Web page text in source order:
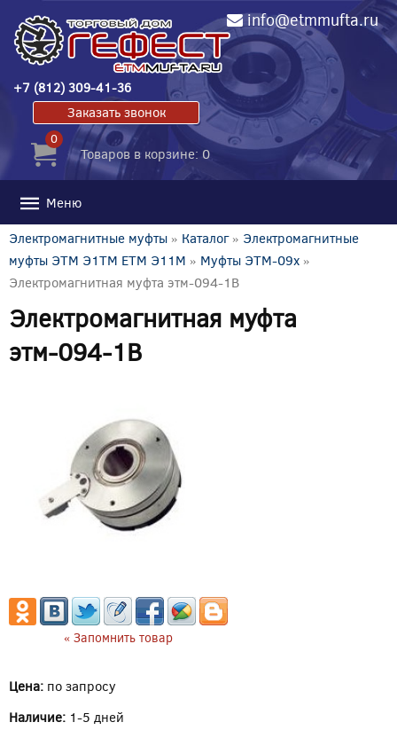
info@etmmufta.ru
+7 (812) 309-41-36
Заказать звонок
0
Товаров в корзине: 0
Меню
Электромагнитные муфты » Каталог» Электромагнитные
муфты ЭТМ Э1ТМ ETM Э11М » Муфты ЭТМ-09x »
Электромагнитная муфта этм-094-1В
Электромагнитная муфта
этм-094-1В
« Запомнить товар
Цена: по запросу
Наличие: 1-5 дней